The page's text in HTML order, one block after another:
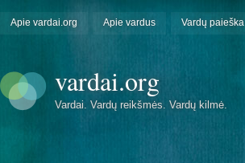
Apie vardai.org Apie vardus Vardų paieška
vardai.org
Vardai. Vardų reikšmės. Vardų kilmė.